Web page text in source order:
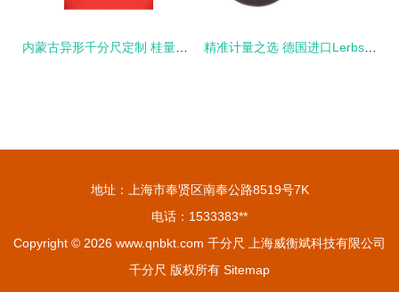
地址：上海市奉贤区南奉公路8519号7K
电话：1533383**
Copyright © 2026 www.qnbkt.com 千分尺
上海威衡斌科技有限公司
千分尺 版权所有 Sitemap